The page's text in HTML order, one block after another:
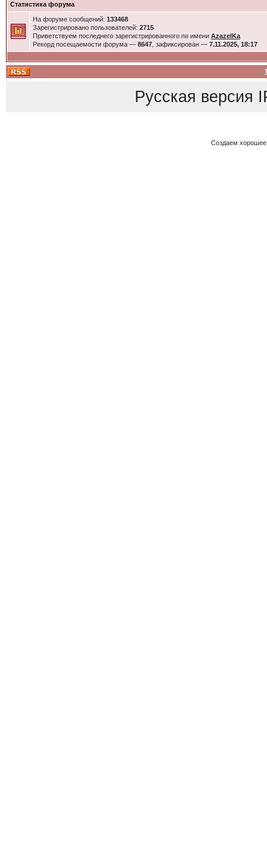
Статистика форума
На форуме сообщений: 133468
Зарегистрировано пользователей: 2715
Приветствуем последнего зарегистрированного по имени AzazelKa
Рекорд посещаемости форума — 8647, зафиксирован — 7.11.2025, 18:17
Русская версия
Создаем